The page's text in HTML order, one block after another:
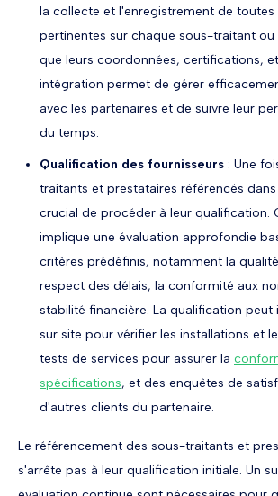
la collecte et l'enregistrement de toutes
pertinentes sur chaque sous-traitant ou
que leurs coordonnées, certifications,
intégration permet de gérer
avec les partenaires et de suivre leur
du temps.
Qualification des fournisseurs : Une
traitants et prestataires référencés
crucial de procéder à leur qualification.
implique une évaluation approfondie
critères prédéfinis, notamment la
respect des délais, la conformité aux
stabilité financière. La qualification peut
sur site pour vérifier les installations et
tests de services pour assurer la
spécifications, et des enquêtes de
d'autres clients du partenaire.
Le référencement des sous-traitants et
s'arrête pas à leur qualification initiale. Un